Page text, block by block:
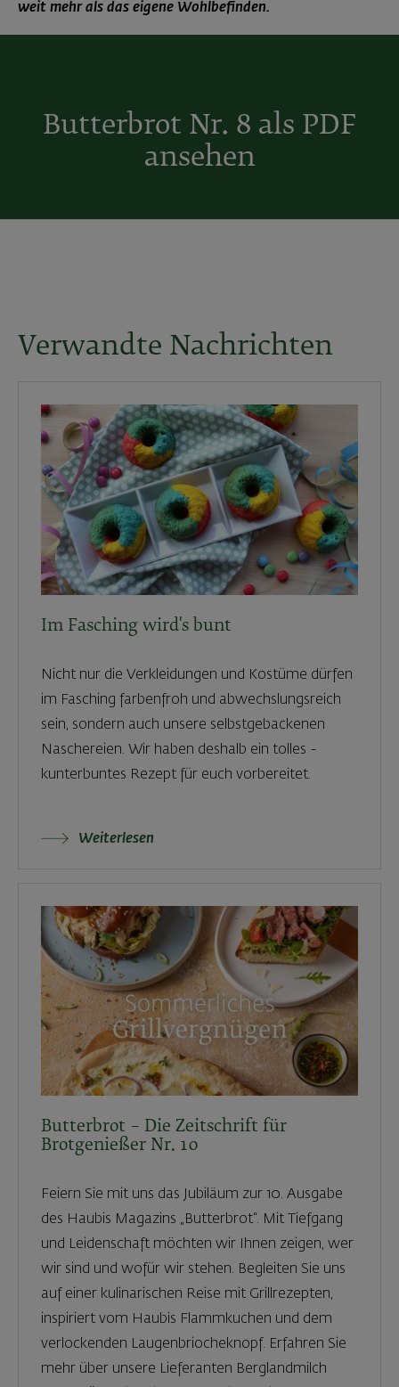
weit mehr als das eigene Wohlbefinden.
Butterbrot Nr. 8 als PDF
ansehen
Verwandte Nachrichten
Im Fasching wird's bunt
Nicht nur die Verkleidungen und Kostüme dürfen
im Fasching farbenfroh und abwechslungsreich
sein, sondern auch unsere selbstgebackenen
Naschereien. Wir haben deshalb ein tolles -
kunterbuntes Rezept für euch vorbereitet.
Weiterlesen
Butterbrot – Die Zeitschrift für
Brotgenießer Nr. 10
Feiern Sie mit uns das Jubiläum zur 10. Ausgabe
des Haubis Magazins „Butterbrot“. Mit Tiefgang
und Leidenschaft möchten wir Ihnen zeigen, wer
wir sind und wofür wir stehen. Begleiten Sie uns
auf einer kulinarischen Reise mit Grillrezepten,
inspiriert vom Haubis Flammkuchen und dem
verlockenden Laugenbriocheknopf. Erfahren Sie
mehr über unsere Lieferanten Berglandmilch